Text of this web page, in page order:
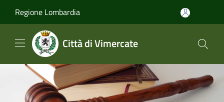
Regione Lombardia
Città di Vimercate